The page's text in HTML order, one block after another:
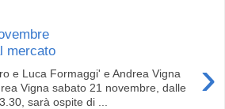
mercato
›
e Luca Formaggi' e Andrea Vigna
Vigna sabato 21 novembre, dalle
sarà ospite di ...